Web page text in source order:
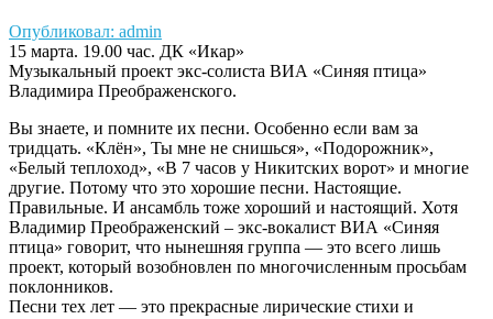
Опубликовал: admin
15 марта. 19.00 час. ДК «Икар»
Музыкальный проект экс-солиста ВИА «Синяя птица»
Владимира Преображенского.
Вы знаете, и помните их песни. Особенно если вам за
тридцать. «Клён», Ты мне не снишься», «Подорожник»,
«Белый теплоход», «В 7 часов у Никитских ворот» и многие
другие. Потому что это хорошие песни. Настоящие.
Правильные. И ансамбль тоже хороший и настоящий. Хотя
Владимир Преображенский – экс-вокалист ВИА «Синяя
птица» говорит, что нынешняя группа — это всего лишь
проект, который возобновлен по многочисленным просьбам
поклонников.
Песни тех лет — это прекрасные лирические стихи и